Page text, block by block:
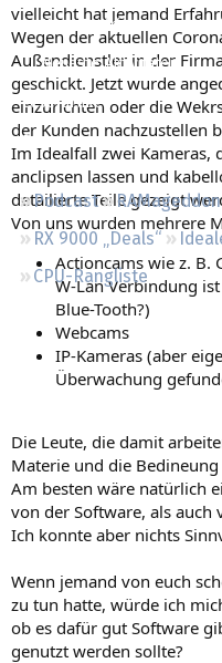
Neue Beiträge
Neueste Aktivitäten
Leserartikel
Regeln
Podcast RAMageddon
RX 9000 „Deals“
CPU-Rangliste
vielleicht hat jemand
Wegen der aktuellen
Außendienstler in der
geschickt. Jetzt wurde
einzurichten oder die
der Kunden nachzustellen
Im Idealfall zwei Kameras,
anclipsen lassen und
detailierte Teile gezeigt
Von uns wurden mehrere
Actioncams wie z. B.
W-Lan Verbindung
Blue-Tooth?)
Webcams
IP-Kameras (aber
Überwachung
Die Leute, die damit
Materie und die
Am besten wäre natürlich
von der Software, als
Ich konnte aber nichts
Wenn jemand von euch
zu tun hatte, würde ich
ob es dafür gut Software
genutzt werden sollte?